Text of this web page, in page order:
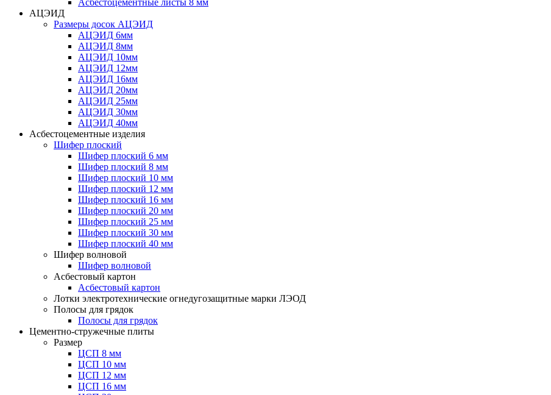
Асбестоцементные листы 8 мм
АЦЭИД
Размеры досок АЦЭИД
АЦЭИД 6мм
АЦЭИД 8мм
АЦЭИД 10мм
АЦЭИД 12мм
АЦЭИД 16мм
АЦЭИД 20мм
АЦЭИД 25мм
АЦЭИД 30мм
АЦЭИД 40мм
Асбестоцементные изделия
Шифер плоский
Шифер плоский 6 мм
Шифер плоский 8 мм
Шифер плоский 10 мм
Шифер плоский 12 мм
Шифер плоский 16 мм
Шифер плоский 20 мм
Шифер плоский 25 мм
Шифер плоский 30 мм
Шифер плоский 40 мм
Шифер волновой
Шифер волновой
Асбестовый картон
Асбестовый картон
Лотки электротехнические огнедугозащитные марки ЛЭОД
Полосы для грядок
Полосы для грядок
Цементно-стружечные плиты
Размер
ЦСП 8 мм
ЦСП 10 мм
ЦСП 12 мм
ЦСП 16 мм